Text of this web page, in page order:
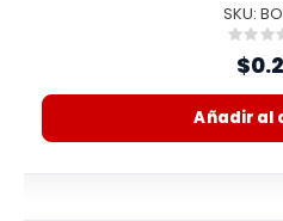
SKU:
0%
Añadir al